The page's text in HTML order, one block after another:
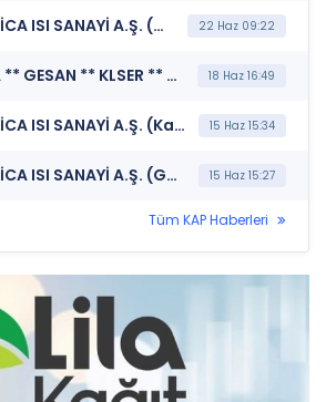
***SNICA*** SANİCA ISI SANAYİ A.Ş. (Genel Kurul İşlemlerine İlişkin Bildirim) 22 Haz 09:22
***AYES ** SNICA ** GESAN ** KLSER ** TABGD ** BERA ** EUPWR*** MERKEZİ KAYIT KURULUŞU A.Ş. (Borsada İşlem Gören Tipe Dönüşüm Duyurusu) 18 Haz 16:49
***SNICA*** SANİCA ISI SANAYİ A.Ş. (Kar Payı Dağıtım İşlemlerine İlişkin Bildirim) 15 Haz 15:34
***SNICA*** SANİCA ISI SANAYİ A.Ş. (Genel Kurul İşlemlerine İlişkin Bildirim) 15 Haz 15:27
Tüm KAP Haberleri